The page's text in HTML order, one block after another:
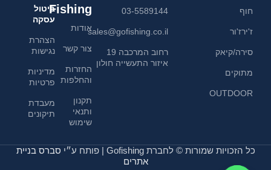
Fishing
אודות
צור קשר
החזרות
והחלפות
תקנון
ותנאי
שימוש
ביטול
עסקה
הצהרת
נגישות
מדיניות
פרטיות
מעבדת
תיקונים
חוף
ז'ירז'ור
סירה/קיאק
מתוקים
OUTDOOR
03-5589144
sales@gofishing.co.il
רחוב המרכבה 19
איזור התעשייה חולון
כל הזכויות שמורות © לחברת Gofishing | פותח ע״י
סברס בניית
אתרים